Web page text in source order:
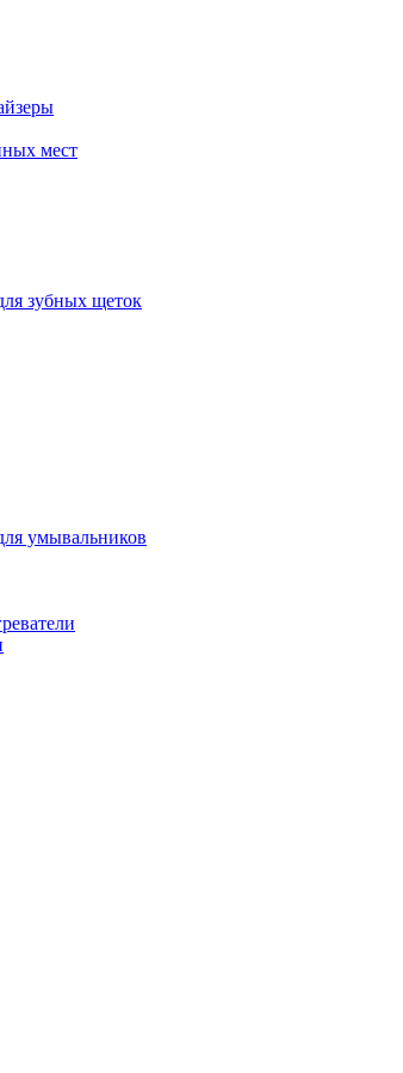
мест
зубных щеток
умывальников